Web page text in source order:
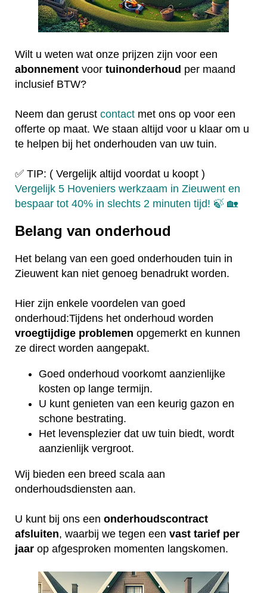
Wilt u weten wat onze prijzen zijn voor een
abonnement voor tuinonderhoud per maand
inclusief BTW?
Neem dan gerust contact met ons op voor een
offerte op maat. We staan altijd voor u klaar om u
te helpen bij het onderhouden van uw tuin.
✅ TIP: ( Vergelijk altijd voordat u koopt )
Vergelijk 5 Hoveniers werkzaam in Zieuwent en
bespaar tot 40% in slechts 2 minuten tijd! 🍃 🏡
Belang van onderhoud
Het belang van een goed onderhouden tuin in
Zieuwent kan niet genoeg benadrukt worden.
Hier zijn enkele voordelen van goed
onderhoud:Tijdens het onderhoud worden
vroegtijdige problemen opgemerkt en kunnen
ze direct worden aangepakt.
Goed onderhoud voorkomt aanzienlijke
kosten op lange termijn.
U kunt genieten van een keurig gazon en
schone bestrating.
Het levensplezier dat uw tuin biedt, wordt
aanzienlijk vergroot.
Wij bieden een breed scala aan
onderhoudsdiensten aan.
U kunt bij ons een onderhoudscontract
afsluiten, waarbij we tegen een vast tarief per
jaar op afgesproken momenten langskomen.